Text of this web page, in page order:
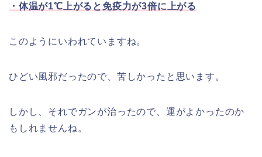
・体温が1℃上がると免疫力が3倍に上がる
このようにいわれていますね。
ひどい風邪だったので、苦しかったと思います。
しかし、それでガンが治ったので、運がよかったのか
もしれませんね。